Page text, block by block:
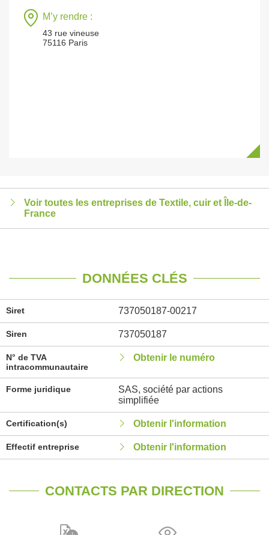
M’y rendre :
43 rue vineuse
75116 Paris
Voir toutes les entreprises de Textile, cuir et Île-de-
France
DONNÉES CLÉS
Siret 737050187-00217
Siren 737050187
N° de TVA
intracommunautaire
Obtenir le numéro
Forme juridique
SAS, société par actions
simplifiée
Certification(s) Obtenir l'information
Effectif entreprise Obtenir l'information
CONTACTS PAR DIRECTION